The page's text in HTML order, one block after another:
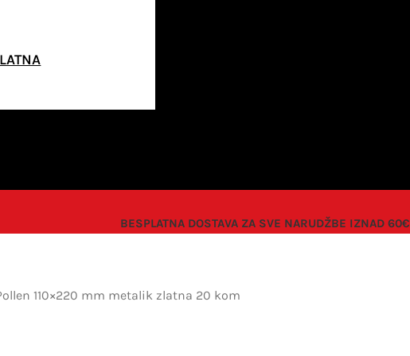
BESPLATNA DOSTAVA ZA SVE NARUDŽBE IZNAD 60€
110×220 mm metalik zlatna 20 kom